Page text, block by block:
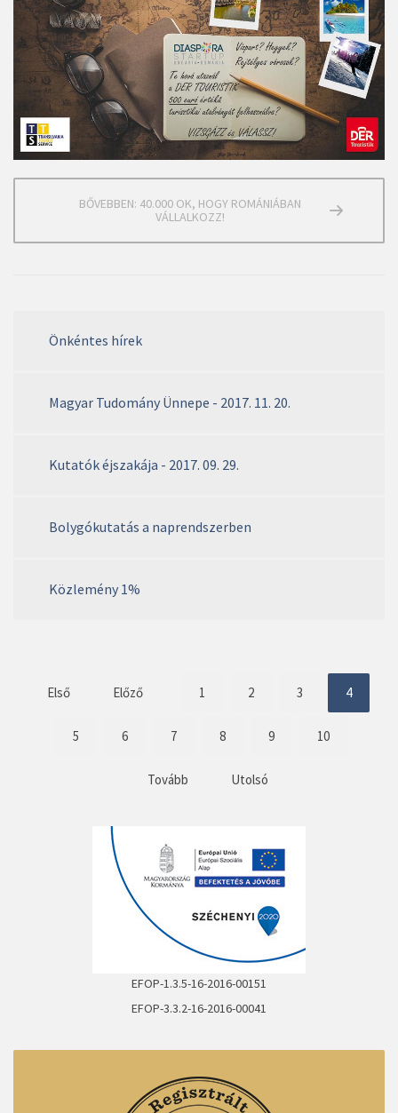
BŐVEBBEN: 40.000 OK, HOGY ROMÁNIÁBAN
VÁLLALKOZZ!
Önkéntes hírek
Magyar Tudomány Ünnepe - 2017. 11. 20.
Kutatók éjszakája - 2017. 09. 29.
Bolygókutatás a naprendszerben
Közlemény 1%
Első Előző 1 2 3 4
5 6 7 8 9 10
Tovább Utolsó
EFOP-1.3.5-16-2016-00151
EFOP-3.3.2-16-2016-00041